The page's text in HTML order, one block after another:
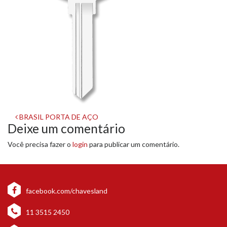
Navegação
de
post
BRASIL PORTA DE AÇO
Deixe um comentário
Você precisa fazer o login para publicar um comentário.
facebook.com/chavesland
11 3515 2450